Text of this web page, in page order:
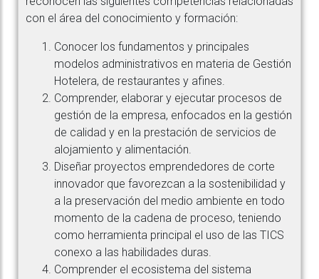
con el área del conocimiento y formación:
Conocer los fundamentos y principales
modelos administrativos en materia de Gestión
Hotelera, de restaurantes y afines.
Comprender, elaborar y ejecutar procesos de
gestión de la empresa, enfocados en la gestión
de calidad y en la prestación de servicios de
alojamiento y alimentación.
Diseñar proyectos emprendedores de corte
innovador que favorezcan a la sostenibilidad y
a la preservación del medio ambiente en todo
momento de la cadena de proceso, teniendo
como herramienta principal el uso de las TICS
conexo a las habilidades duras.
Comprender el ecosistema del sistema